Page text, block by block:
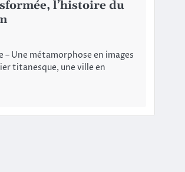
l’histoire du
Une métamorphose en images
titanesque, une ville en